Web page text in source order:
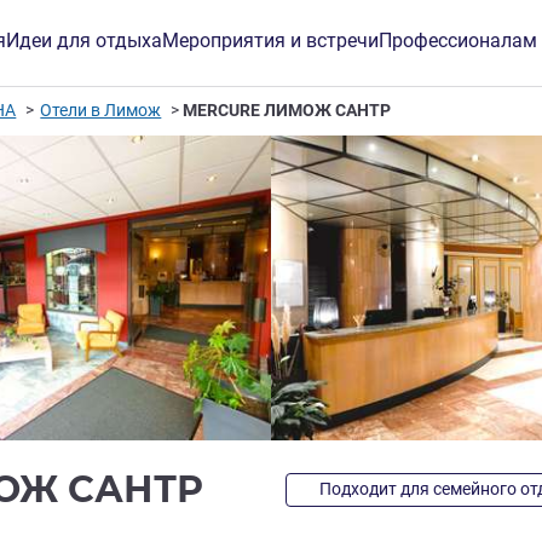
Идеи для отдыхаМероприятия и встречиПрофессионалам
Отели в Лимож MERCURE ЛИМОЖ САНТР
САНТР 4 звездыПодходит для семейного
ALL)